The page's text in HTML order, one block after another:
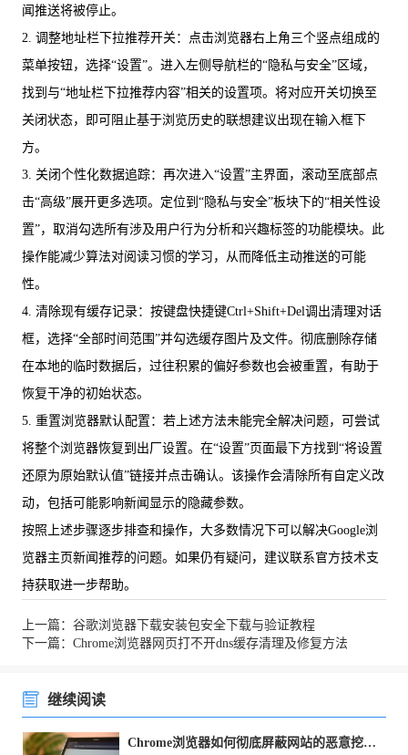
闻推送将被停止。
2. 调整地址栏下拉推荐开关：点击浏览器右上角三个竖点组成的
菜单按钮，选择“设置”。进入左侧导航栏的“隐私与安全”区域，
找到与“地址栏下拉推荐内容”相关的设置项。将对应开关切换至
关闭状态，即可阻止基于浏览历史的联想建议出现在输入框下
方。
3. 关闭个性化数据追踪：再次进入“设置”主界面，滚动至底部点
击“高级”展开更多选项。定位到“隐私与安全”板块下的“相关性设
置”，取消勾选所有涉及用户行为分析和兴趣标签的功能模块。此
操作能减少算法对阅读习惯的学习，从而降低主动推送的可能
性。
4. 清除现有缓存记录：按键盘快捷键Ctrl+Shift+Del调出清理对话
框，选择“全部时间范围”并勾选缓存图片及文件。彻底删除存储
在本地的临时数据后，过往积累的偏好参数也会被重置，有助于
恢复干净的初始状态。
5. 重置浏览器默认配置：若上述方法未能完全解决问题，可尝试
将整个浏览器恢复到出厂设置。在“设置”页面最下方找到“将设置
还原为原始默认值”链接并点击确认。该操作会清除所有自定义改
动，包括可能影响新闻显示的隐藏参数。
按照上述步骤逐步排查和操作，大多数情况下可以解决Google浏
览器主页新闻推荐的问题。如果仍有疑问，建议联系官方技术支
持获取进一步帮助。
上一篇：谷歌浏览器下载安装包安全下载与验证教程
下一篇：Chrome浏览器网页打不开dns缓存清理及修复方法
继续阅读
Chrome浏览器如何彻底屏蔽网站的恶意挖矿脚本